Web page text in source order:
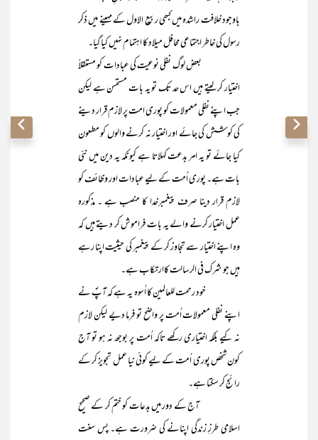
باوجود خلافت راشدہ میں کبھی ربیع الاول کے مہینے میں ذکر
رسول کی خاطر اجتماعی محافل میلاد کا اہتمام نہیں کیا گیا۔
بعض لوگ نفلی نوعیت کی عبادات کو مستقلاً
اختیار کر لیتے ہیں اس حد تک تو یہ بات مستحسن ہے لیکن
جب اپنے نفلی معمولات کو پوری امت پر لازم قرار دینے
کی کوشش کی جائے اور اختیار نہ کرنے والوں کو مطعون
کیا جائے تو یہ امر بدعت کہلاتا ہے کیونکہ یہ دین میں نئی
بات ہے۔ پوری اُمت کے لیے عبادات اور وظائف کو
لازم قرار دینا صرف پیغمبرخدا کا منصب ہے ۔ مذکورہ
عمل اختیار کرنے والے یہ بات فراموش کر دیتے ہیں کہ
وہ اپنے اختیار سے تجاوز کر کے پیغمبر کی حیثیت اپنا رہے
ہیں جو شرک فی الرسالت کاارتکاب ہے۔
خود رحمت للعالمین کا اُسوہ یہ ہے کہ آپؐ نے
اپنے نفلی معمولات اُمت پر واضح تو فرما دیے لیکن لازم
نہ کیے بلکہ اختیاری رکھے تاکہ اُمت پر بوجھ نہ ہو تو آج
کون شخص پوری اُمت کے لیے کوئی نیا عمل تجویز کر کے
رائج کر سکتا ہے۔
آج کے دور میں بدعات کو ختم کر کے صحیح
اسلامی طرزِ زندگی اپنانے کی ضرورت ہے۔ پس سنت